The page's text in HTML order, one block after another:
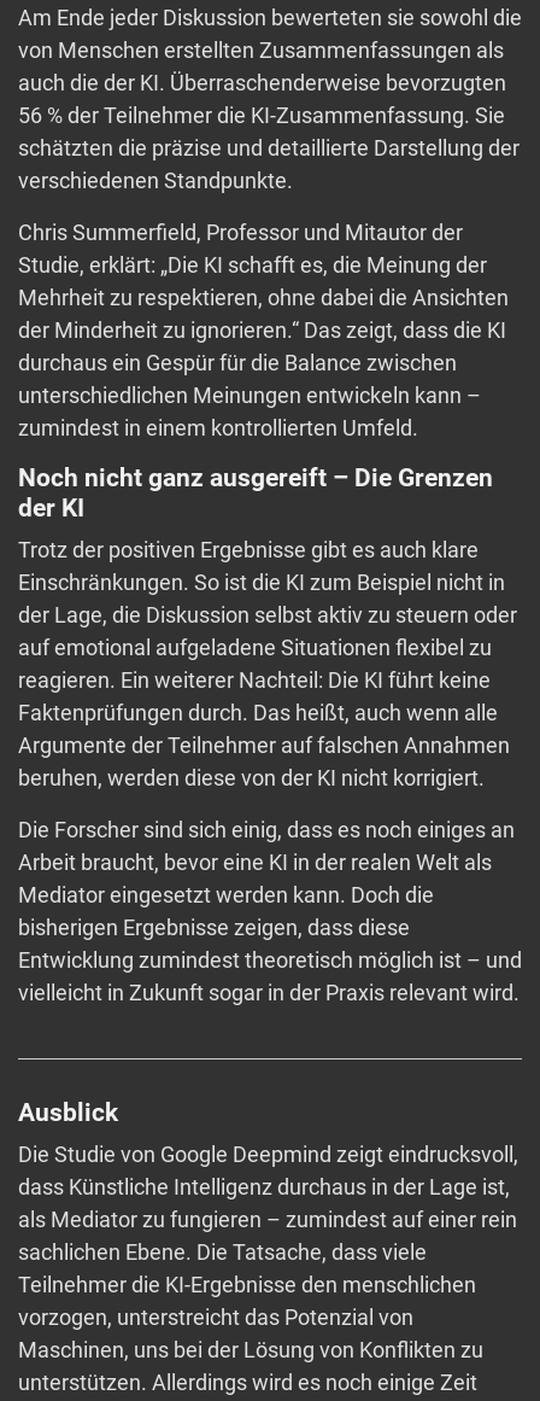
Am Ende jeder Diskussion bewerteten sie sowohl die
von Menschen erstellten Zusammenfassungen als
auch die der KI. Überraschenderweise bevorzugten
56 % der Teilnehmer die KI-Zusammenfassung. Sie
schätzten die präzise und detaillierte Darstellung der
verschiedenen Standpunkte.
Chris Summerfield, Professor und Mitautor der
Studie, erklärt: „Die KI schafft es, die Meinung der
Mehrheit zu respektieren, ohne dabei die Ansichten
der Minderheit zu ignorieren.“ Das zeigt, dass die KI
durchaus ein Gespür für die Balance zwischen
unterschiedlichen Meinungen entwickeln kann –
zumindest in einem kontrollierten Umfeld.
Noch nicht ganz ausgereift – Die Grenzen
der KI
Trotz der positiven Ergebnisse gibt es auch klare
Einschränkungen. So ist die KI zum Beispiel nicht in
der Lage, die Diskussion selbst aktiv zu steuern oder
auf emotional aufgeladene Situationen flexibel zu
reagieren. Ein weiterer Nachteil: Die KI führt keine
Faktenprüfungen durch. Das heißt, auch wenn alle
Argumente der Teilnehmer auf falschen Annahmen
beruhen, werden diese von der KI nicht korrigiert.
Die Forscher sind sich einig, dass es noch einiges an
Arbeit braucht, bevor eine KI in der realen Welt als
Mediator eingesetzt werden kann. Doch die
bisherigen Ergebnisse zeigen, dass diese
Entwicklung zumindest theoretisch möglich ist – und
vielleicht in Zukunft sogar in der Praxis relevant wird.
Ausblick
Die Studie von Google Deepmind zeigt eindrucksvoll,
dass Künstliche Intelligenz durchaus in der Lage ist,
als Mediator zu fungieren – zumindest auf einer rein
sachlichen Ebene. Die Tatsache, dass viele
Teilnehmer die KI-Ergebnisse den menschlichen
vorzogen, unterstreicht das Potenzial von
Maschinen, uns bei der Lösung von Konflikten zu
unterstützen. Allerdings wird es noch einige Zeit